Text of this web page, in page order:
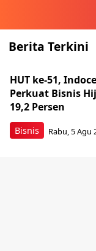
Berita Terkini
Bisnis
HUT ke-51,
Perkuat Bisnis
19,2 Persen
Rabu, 5 Agu